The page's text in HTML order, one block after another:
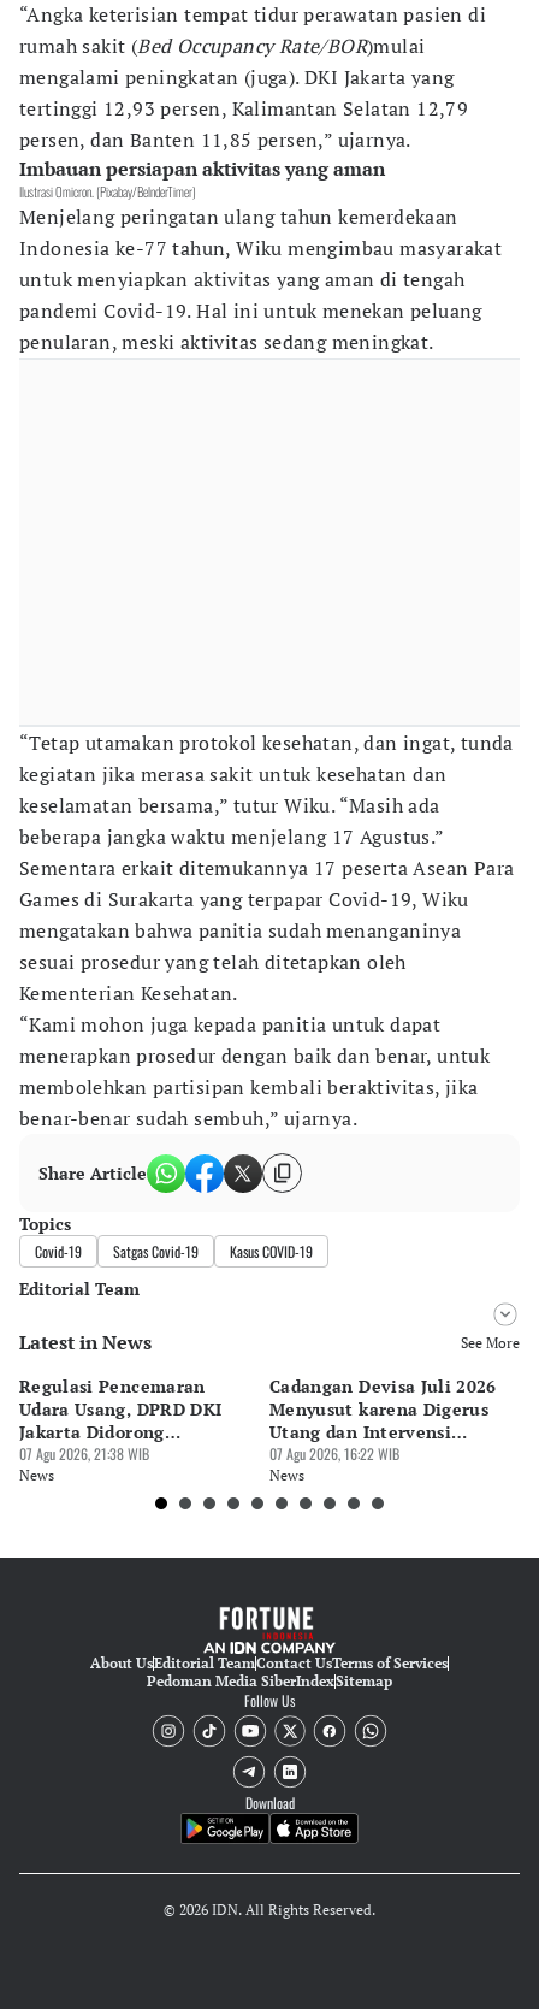
“Angka keterisian tempat tidur perawatan pasien di
rumah sakit (Bed Occupancy Rate/BOR)mulai
mengalami peningkatan (juga). DKI Jakarta yang
tertinggi 12,93 persen, Kalimantan Selatan 12,79
persen, dan Banten 11,85 persen,” ujarnya.
Imbauan persiapan aktivitas yang aman
Ilustrasi Omicron. (Pixabay/BelnderTimer)
Menjelang peringatan ulang tahun kemerdekaan
Indonesia ke-77 tahun, Wiku mengimbau masyarakat
untuk menyiapkan aktivitas yang aman di tengah
pandemi Covid-19. Hal ini untuk menekan peluang
penularan, meski aktivitas sedang meningkat.
“Tetap utamakan protokol kesehatan, dan ingat, tunda
kegiatan jika merasa sakit untuk kesehatan dan
keselamatan bersama,” tutur Wiku. “Masih ada
beberapa jangka waktu menjelang 17 Agustus.”
Sementara erkait ditemukannya 17 peserta Asean Para
Games di Surakarta yang terpapar Covid-19, Wiku
mengatakan bahwa panitia sudah menanganinya
sesuai prosedur yang telah ditetapkan oleh
Kementerian Kesehatan.
“Kami mohon juga kepada panitia untuk dapat
menerapkan prosedur dengan baik dan benar, untuk
membolehkan partisipan kembali beraktivitas, jika
benar-benar sudah sembuh,” ujarnya.
Share Article
Topics
Covid-19 Satgas Covid-19 Kasus COVID-19
Editorial Team
Editor
Editor
Ekarina .
Latest in News See More
Regulasi Pencemaran
Udara Usang, DPRD DKI
Jakarta Didorong
Prioritaskan Revisi Perda
07 Agu 2026, 21:38 WIB
News
Cadangan Devisa Juli 2026
Menyusut karena Digerus
Utang dan Intervensi
Rupiah
07 Agu 2026, 16:22 WIB
News
About UsEditorial TeamContact UsTerms of Services
Pedoman Media SiberIndexSitemap
Follow Us
Download
© 2026 IDN. All Rights Reserved.